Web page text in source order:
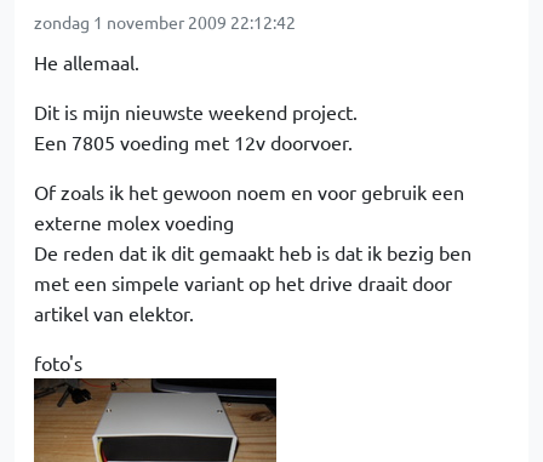
zondag 1 november 2009 22:12:42
He allemaal.
Dit is mijn nieuwste weekend project.
Een 7805 voeding met 12v doorvoer.
Of zoals ik het gewoon noem en voor gebruik een
externe molex voeding
De reden dat ik dit gemaakt heb is dat ik bezig ben
met een simpele variant op het drive draait door
artikel van elektor.
foto's